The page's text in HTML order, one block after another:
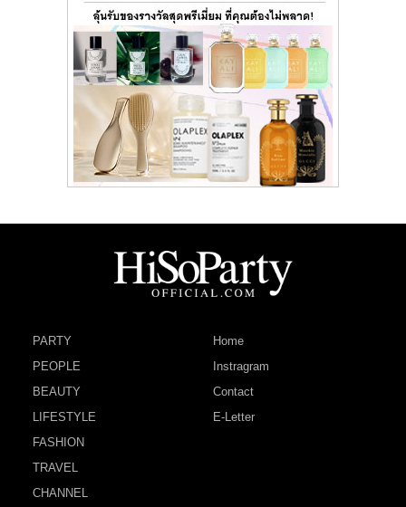
PARTY
PEOPLE
BEAUTY
LIFESTYLE
FASHION
TRAVEL
CHANNEL
Home
Instragram
Contact
E-Letter